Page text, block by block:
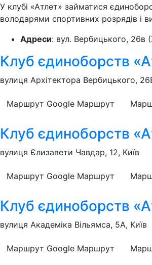
У клубі «Атлет» займатися
володарями спортивних розрядів і
Адреси: вул. Вербицького, 26в
Клуб єдиноборств
вулиця Архітектора Вербицького,
Маршрут Google Маршрут
Клуб єдиноборств
вулиця Єлизавети Чавдар, 12, Київ
Маршрут Google Маршрут
Клуб єдиноборств
вулиця Академіка Вільямса, 5А, Київ
Маршрут Google Маршрут